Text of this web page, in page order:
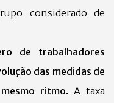
considerado de
de trabalhadores
das medidas de
mesmo ritmo.A taxa